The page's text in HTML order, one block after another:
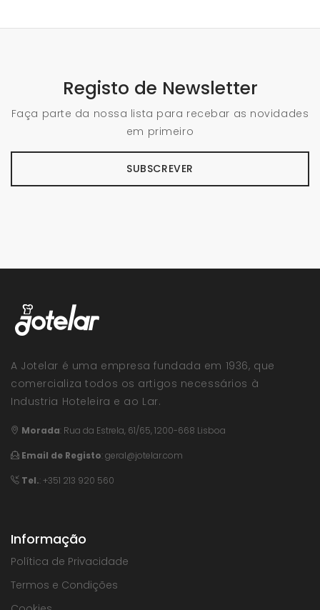
Registo de Newsletter
Faça parte da nossa lista para recebar as novidades
em primeiro
SUBSCREVER
A Jotelar é uma empresa fundada em 1936, que
comercializa todos os artigos necessários à
Industria Hoteleira e ao Lar.
Morada: Rua da Estrela, 61/65, 1200-668 Lisboa
Email de Registo:geral@jotelar.com
Tel.: +351 213 920 560
Informação
Política de Privacidade
Termos e Condições